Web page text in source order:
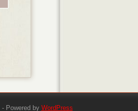
- Powered by WordPress